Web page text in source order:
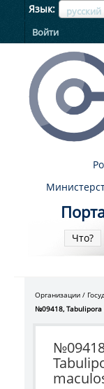
Язык русский
ЯзыкЯзык
Войти
Что?
Организации
№09418, Tabulipora